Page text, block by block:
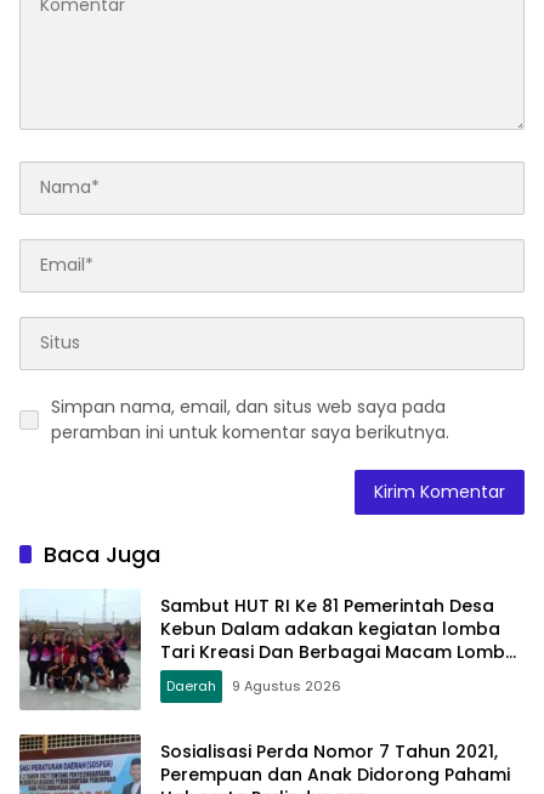
Simpan nama, email, dan situs web saya pada
peramban ini untuk komentar saya berikutnya.
Baca Juga
Sambut HUT RI Ke 81 Pemerintah Desa
Kebun Dalam adakan kegiatan lomba
Tari Kreasi Dan Berbagai Macam Lomba
Lainnya
Daerah 9 Agustus 2026
Sosialisasi Perda Nomor 7 Tahun 2021,
Perempuan dan Anak Didorong Pahami